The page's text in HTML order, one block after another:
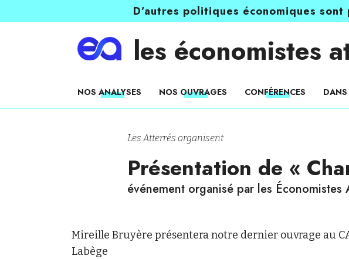
D’autres politiques économiques sont
les économistes
NOS ANALYSES NOS OUVRAGES CONFÉRENCES DANS
Les Atterrés organisent
Présentation de «
événement organisé par les Économistes
Mireille Bruyère présentera notre dernier ouvrage au
Labège